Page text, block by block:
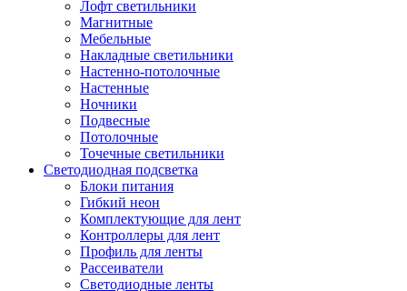
Лофт светильники
Магнитные
Мебельные
Накладные светильники
Настенно-потолочные
Настенные
Ночники
Подвесные
Потолочные
Точечные светильники
Светодиодная подсветка
Блоки питания
Гибкий неон
Комплектующие для лент
Контроллеры для лент
Профиль для ленты
Рассеиватели
Светодиодные ленты